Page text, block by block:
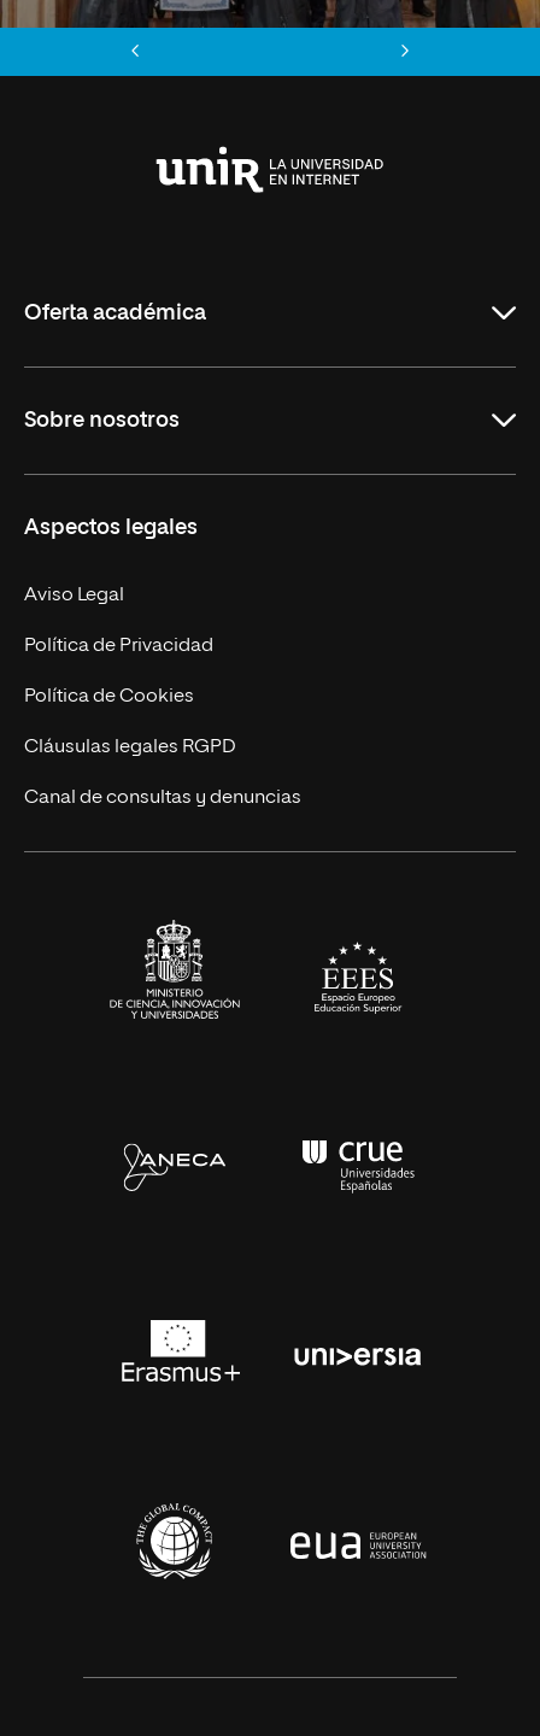
Oferta académica
Másteres Oficiales
Doctorados
Experto Universitario
Postgrados
Cursos Universitarios
Sobre nosotros
Facultades
Nuestro Equipo
Trabaja en UNIR
Actualidad
UNIR Revista
Eventos
Aspectos legales
Aviso Legal
Política de Privacidad
Política de Cookies
Cláusulas legales RGPD
Canal de consultas y denuncias